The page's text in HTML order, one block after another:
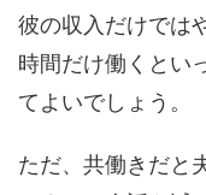
彼の収入だけでは
時間だけ働くとい
てよいでしょう。
ただ、共働きだと